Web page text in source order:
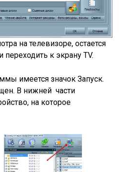
на телевизоре, остается
переходить к экрану TV.
имеется значок Запуск.
В нижней части
на которое